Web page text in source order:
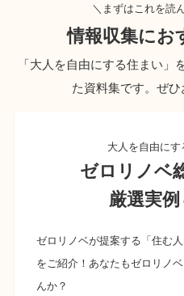
＼まずはこれを読
情報収集にお
「大人を自由にする住まい」
た資料集です。ぜひ
大人を自由にす
ゼロリノベ
厳選実
ゼロリノベが提案する「住む
をご紹介！あなたもゼロリノ
んか？